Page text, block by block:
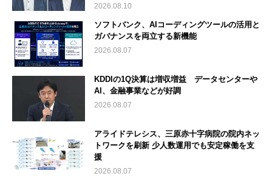
2026.08.10
ソフトバンク、AIコーディングツールの活用と
ガバナンスを両立する新機能
2026.08.07
KDDIの1Q決算は増収増益 データセンターや
AI、金融事業などが好調
2026.08.07
アライドテレシス、三原赤十字病院の院内ネッ
トワークを刷新 少人数運用でも安定稼働を支
援
2026.08.07